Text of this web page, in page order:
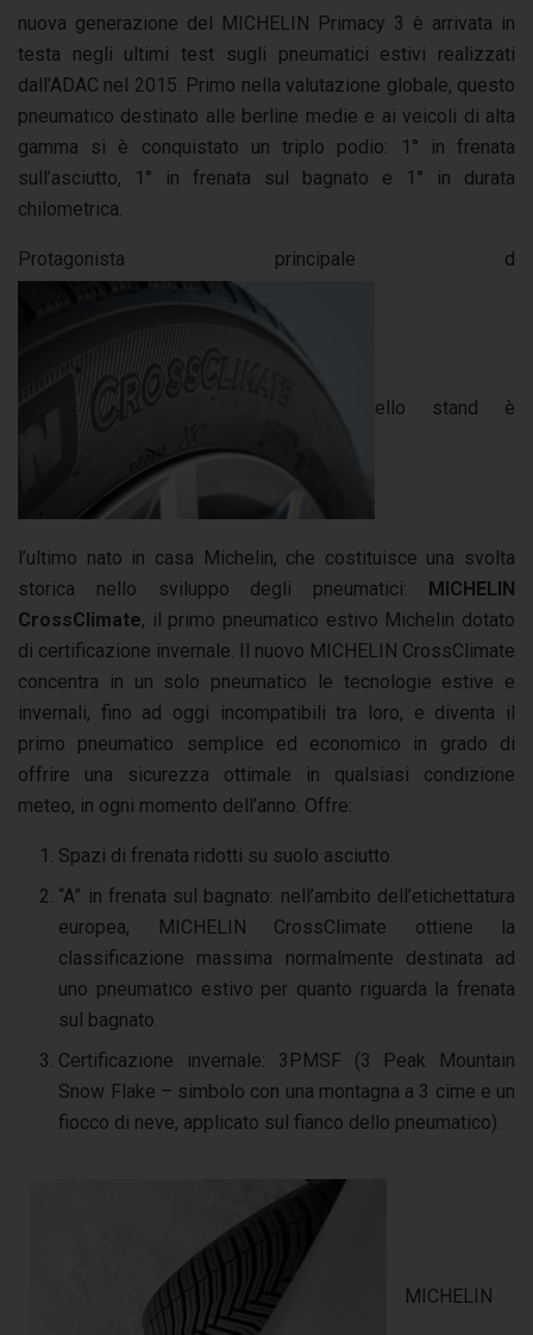
nuova generazione del MICHELIN Primacy 3 è arrivata in
testa negli ultimi test sugli pneumatici estivi realizzati
dall’ADAC nel 2015. Primo nella valutazione globale, questo
pneumatico destinato alle berline medie e ai veicoli di alta
gamma si è conquistato un triplo podio: 1° in frenata
sull’asciutto, 1° in frenata sul bagnato e 1° in durata
chilometrica.
Protagonista principale d
ello stand è
l’ultimo nato in casa Michelin, che costituisce una svolta
storica nello sviluppo degli pneumatici: MICHELIN
CrossClimate, il primo pneumatico estivo Michelin dotato
di certificazione invernale. Il nuovo MICHELIN CrossClimate
concentra in un solo pneumatico le tecnologie estive e
invernali, fino ad oggi incompatibili tra loro, e diventa il
primo pneumatico semplice ed economico in grado di
offrire una sicurezza ottimale in qualsiasi condizione
meteo, in ogni momento dell’anno. Offre:
Spazi di frenata ridotti su suolo asciutto.
“A” in frenata sul bagnato: nell’ambito dell’etichettatura
europea, MICHELIN CrossClimate ottiene la
classificazione massima normalmente destinata ad
uno pneumatico estivo per quanto riguarda la frenata
sul bagnato.
Certificazione invernale: 3PMSF (3 Peak Mountain
Snow Flake – simbolo con una montagna a 3 cime e un
fiocco di neve, applicato sul fianco dello pneumatico).
MICHELIN